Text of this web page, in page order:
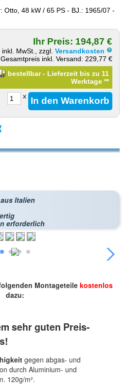
48 kW / 65 PS - BJ.: 1965/07 -
Ihr Preis: 194,87 €
inkl. MwSt., zzgl.Versandkosten
Gesamtpreis inkl. Versand: 229,77 €
bestellbar - Lieferzeit bis zu 11
Werktage**
x
Italien
erforderlich
Montageteilekostenlos
dazu:
sehr guten Preis-
gegen abgas- und
durch Aluminium- und
120g/m².